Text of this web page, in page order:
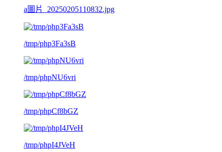
a圖片_20250205110832.jpg
/tmp/php3Fa3sB
/tmp/phpNU6vri
/tmp/phpCf8bGZ
/tmp/phpI4JVeH